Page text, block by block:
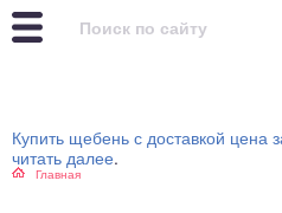
Купить щебень с доставкой цена
читать далее.
Главная